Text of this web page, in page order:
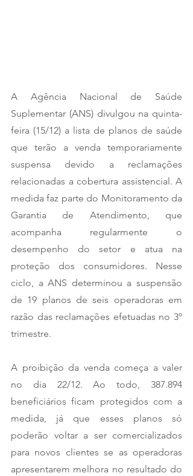
A Agência Nacional de Saúde
Suplementar (ANS) divulgou na quinta-
feira (15/12) a lista de planos de saúde
que terão a venda temporariamente
suspensa devido a reclamações
relacionadas a cobertura assistencial. A
medida faz parte do Monitoramento da
Garantia de Atendimento, que
acompanha regularmente o
desempenho do setor e atua na
proteção dos consumidores. Nesse
ciclo, a ANS determinou a suspensão
de 19 planos de seis operadoras em
razão das reclamações efetuadas no 3º
trimestre.
A proibição da venda começa a valer
no dia 22/12. Ao todo, 387.894
beneficiários ficam protegidos com a
medida, já que esses planos só
poderão voltar a ser comercializados
para novos clientes se as operadoras
apresentarem melhora no resultado do